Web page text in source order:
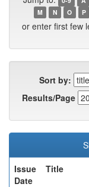
M
N O P
or enter first few
Sort by:
Results/Page
Issue
Date
Title